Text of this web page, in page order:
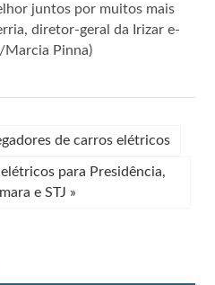
juntos por muitos mais
diretor-geral da Irizar e-
Marcia Pinna)
de carros elétricos
elétricos para Presidência,
e STJ »